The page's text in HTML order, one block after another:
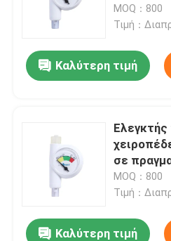
Nasopharyngeal σωλήνας
Μίας χρήσης Endotracheal
Διπλός βρογχικός
MOQ：800
Τιμή：
Καλύτερη τιμή
Ελεγκτής
σε
Ασφαλής
LMA
MOQ：800
Τιμή：
Καλύτερη τιμή